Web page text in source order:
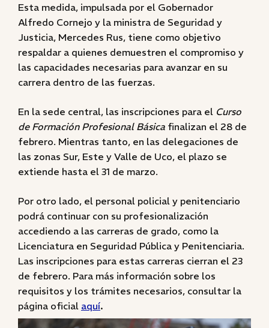
Esta medida, impulsada por el Gobernador
Alfredo Cornejo y la ministra de Seguridad y
Justicia, Mercedes Rus, tiene como objetivo
respaldar a quienes demuestren el compromiso y
las capacidades necesarias para avanzar en su
carrera dentro de las fuerzas.
En la sede central, las inscripciones para el Curso
de Formación Profesional Básica finalizan el 28 de
febrero. Mientras tanto, en las delegaciones de
las zonas Sur, Este y Valle de Uco, el plazo se
extiende hasta el 31 de marzo.
Por otro lado, el personal policial y penitenciario
podrá continuar con su profesionalización
accediendo a las carreras de grado, como la
Licenciatura en Seguridad Pública y Penitenciaria.
Las inscripciones para estas carreras cierran el 23
de febrero. Para más información sobre los
requisitos y los trámites necesarios, consultar la
página oficial aquí.